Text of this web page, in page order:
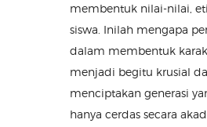
membentuk nilai-nilai,
siswa. Inilah mengapa
dalam membentuk
menjadi begitu krusial
menciptakan generasi
hanya cerdas secara